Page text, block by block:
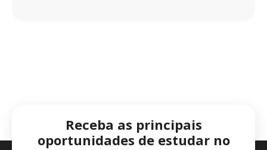
Receba as principais
oportunidades de estudar no